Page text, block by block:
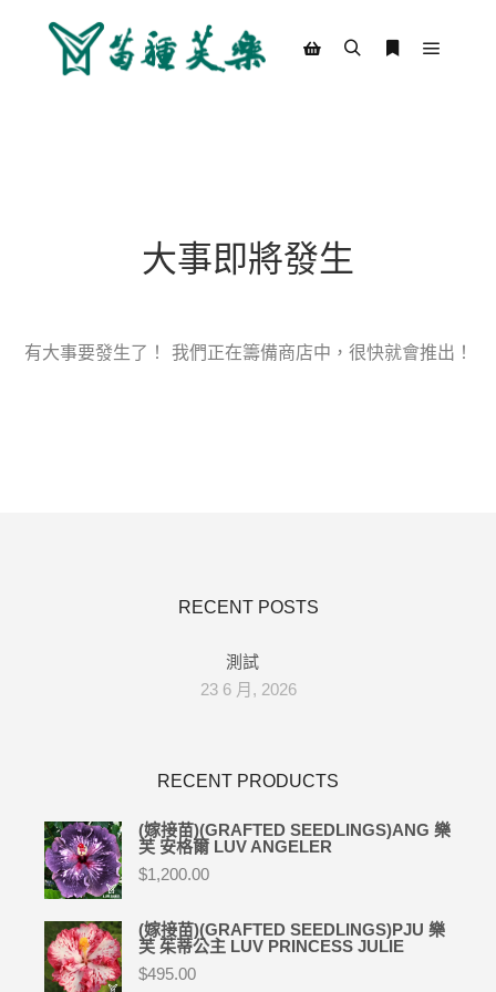
大事即將發生
有大事要發生了！ 我們正在籌備商店中，很快就會推出！
RECENT POSTS
測試
23 6 月, 2026
RECENT PRODUCTS
(嫁接苗)(GRAFTED SEEDLINGS)ANG 樂
芙 安格爾 LUV ANGELER
$1,200.00
(嫁接苗)(GRAFTED SEEDLINGS)PJU 樂
芙 茱蒂公主 LUV PRINCESS JULIE
$495.00